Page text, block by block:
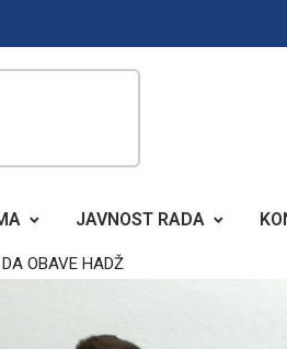
JAVNOST RADA
OBAVE HADŽ